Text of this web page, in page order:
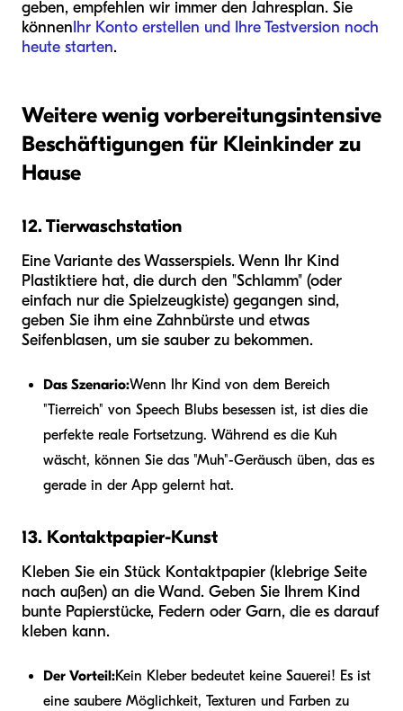
geben, empfehlen wir immer den Jahresplan. Sie
könnenIhr Konto erstellen und Ihre Testversion noch
heute starten.
Weitere wenig vorbereitungsintensive
Beschäftigungen für Kleinkinder zu
Hause
12. Tierwaschstation
Eine Variante des Wasserspiels. Wenn Ihr Kind
Plastiktiere hat, die durch den "Schlamm" (oder
einfach nur die Spielzeugkiste) gegangen sind,
geben Sie ihm eine Zahnbürste und etwas
Seifenblasen, um sie sauber zu bekommen.
Das Szenario:Wenn Ihr Kind von dem Bereich
"Tierreich" von Speech Blubs besessen ist, ist dies die
perfekte reale Fortsetzung. Während es die Kuh
wäscht, können Sie das "Muh"-Geräusch üben, das es
gerade in der App gelernt hat.
13. Kontaktpapier-Kunst
Kleben Sie ein Stück Kontaktpapier (klebrige Seite
nach außen) an die Wand. Geben Sie Ihrem Kind
bunte Papierstücke, Federn oder Garn, die es darauf
kleben kann.
Der Vorteil:Kein Kleber bedeutet keine Sauerei! Es ist
eine saubere Möglichkeit, Texturen und Farben zu